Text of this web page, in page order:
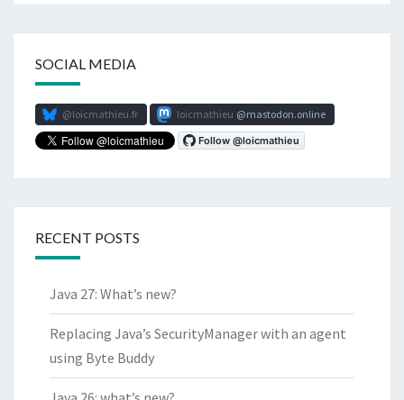
SOCIAL MEDIA
@loicmathieu.fr loicmathieu mastodon.online
RECENT POSTS
Java 27: What’s new?
Replacing Java’s SecurityManager with an agent
using Byte Buddy